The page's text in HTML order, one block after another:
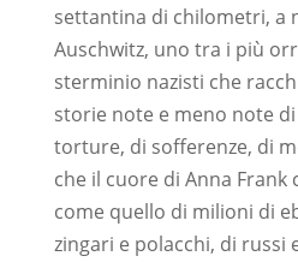
settantina di chilometri, a
Auschwitz, uno tra i più
sterminio nazisti che
storie note e meno note
torture, di sofferenze, di
che il cuore di Anna Frank
come quello di milioni di
zingari e polacchi, di russi